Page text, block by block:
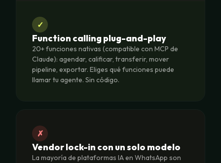
✓
Function calling plug-and-play
20+ funciones nativas (compatible con MCP de
Claude): agendar, calificar, transferir, mover
pipeline, exportar. Eliges qué funciones puede
llamar tu agente. Sin código.
✗
Vendor lock-in con un solo modelo
La mayoría de plataformas IA en WhatsApp son